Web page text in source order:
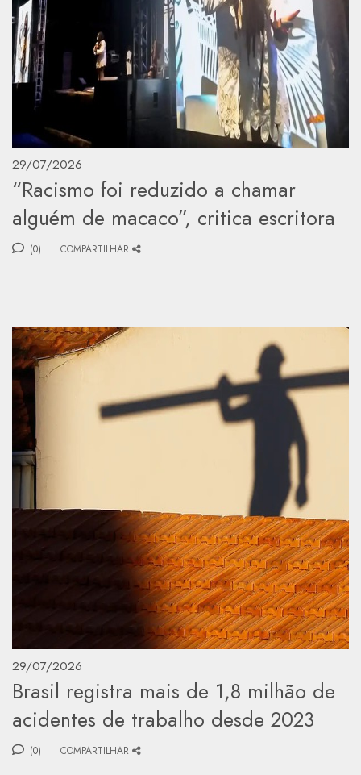
29/07/2026
“Racismo foi reduzido a chamar
alguém de macaco”, critica escritora
(0) COMPARTILHAR
29/07/2026
Brasil registra mais de 1,8 milhão de
acidentes de trabalho desde 2023
(0) COMPARTILHAR